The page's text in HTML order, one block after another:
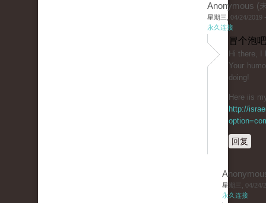
Anonymous (
星期三, 04/24/2019
永久连接
冒个泡
Ηі tһere,
Youг
doing!
Here iis
http://
回复
星期三, 04/24/
永久连接